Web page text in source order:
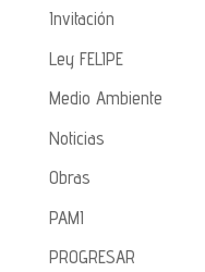
Invitación
Ley FELIPE
Medio Ambiente
Noticias
Obras
PAMI
PROGRESAR